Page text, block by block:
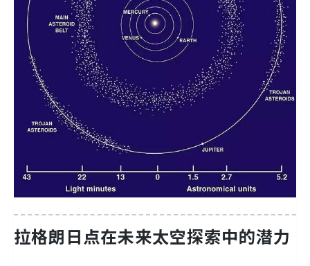
拉格朗日点在未来太空探索中的潜力